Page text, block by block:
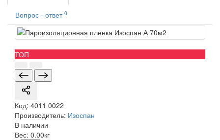
Вопрос - ответ 0
ТОП
Код: 4011 0022
Производитель: Изоспан
В наличии
Вес: 0.00кг